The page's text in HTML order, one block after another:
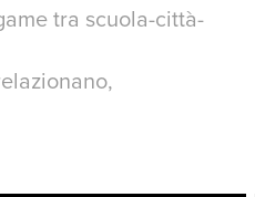
tra scuola-città-